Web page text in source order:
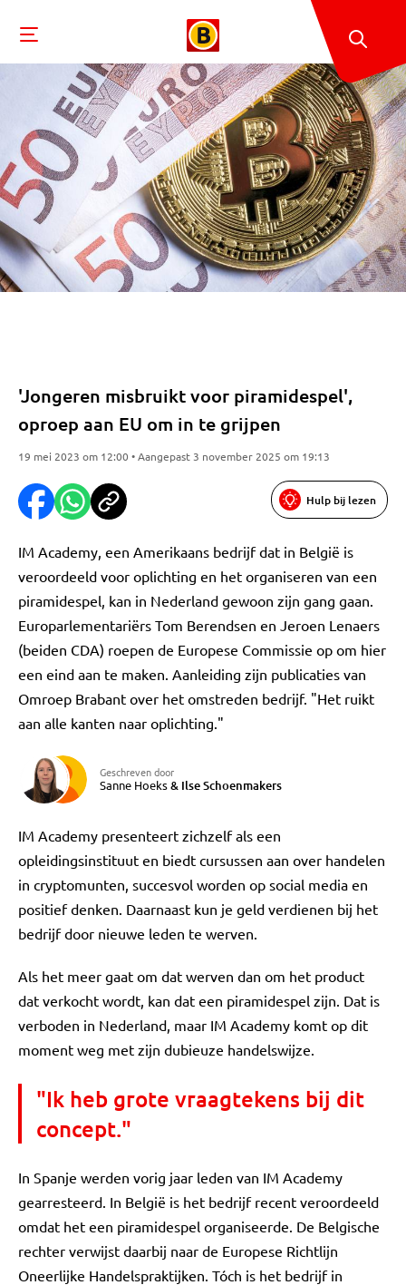
'Jongeren misbruikt voor piramidespel',
oproep aan EU om in te grijpen
19 mei 2023 om 12:00 • Aangepast 3 november 2025 om 19:13
Hulp bij lezen
IM Academy, een Amerikaans bedrijf dat in België is
veroordeeld voor oplichting en het organiseren van een
piramidespel, kan in Nederland gewoon zijn gang gaan.
Europarlementariërs Tom Berendsen en Jeroen Lenaers
(beiden CDA) roepen de Europese Commissie op om hier
een eind aan te maken. Aanleiding zijn publicaties van
Omroep Brabant over het omstreden bedrijf. "Het ruikt
aan alle kanten naar oplichting."
Geschreven door
Sanne Hoeks& Ilse Schoenmakers
IM Academy presenteert zichzelf als een
opleidingsinstituut en biedt cursussen aan over handelen
in cryptomunten, succesvol worden op social media en
positief denken. Daarnaast kun je geld verdienen bij het
bedrijf door nieuwe leden te werven.
Als het meer gaat om dat werven dan om het product
dat verkocht wordt, kan dat een piramidespel zijn. Dat is
verboden in Nederland, maar IM Academy komt op dit
moment weg met zijn dubieuze handelswijze.
"Ik heb grote vraagtekens bij dit
concept."
In Spanje werden vorig jaar leden van IM Academy
gearresteerd. In België is het bedrijf recent veroordeeld
omdat het een piramidespel organiseerde. De Belgische
rechter verwijst daarbij naar de Europese Richtlijn
Oneerlijke Handelspraktijken. Tóch is het bedrijf in